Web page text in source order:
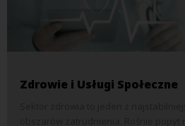
Zdrowie i Usługi Społeczne